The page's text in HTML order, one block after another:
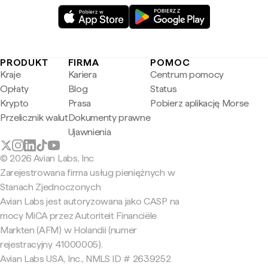
PRODUKT
Kraje
Opłaty
Krypto
Przelicznik walut
FIRMA
Kariera
Blog
Prasa
Dokumenty prawne
Ujawnienia
POMOC
Centrum pomocy
Status
Pobierz aplikację Morse
© 2026 Avian Labs, Inc
Zarejestrowana firma usług pieniężnych w
Stanach Zjednoczonych
Avian Labs jest autoryzowana jako CASP na
mocy MiCA przez Autoriteit Financiële
Markten (AFM) w Holandii (numer
rejestracyjny 41000005).
Avian Labs USA, Inc., NMLS ID # 2639252